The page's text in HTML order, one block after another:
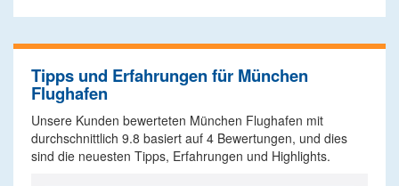
Tipps und Erfahrungen für München
Flughafen
Unsere Kunden bewerteten München Flughafen mit
durchschnittlich 9.8 basiert auf 4 Bewertungen, und dies
sind die neuesten Tipps, Erfahrungen und Highlights.